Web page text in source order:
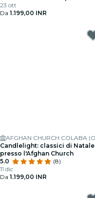
l'Afghan Church
23 ott
Da 1.199,00 INR
Candlelight: classici di Natale
presso l'Afghan Church
5.0
(8)
11 dic
Da 1.199,00 INR